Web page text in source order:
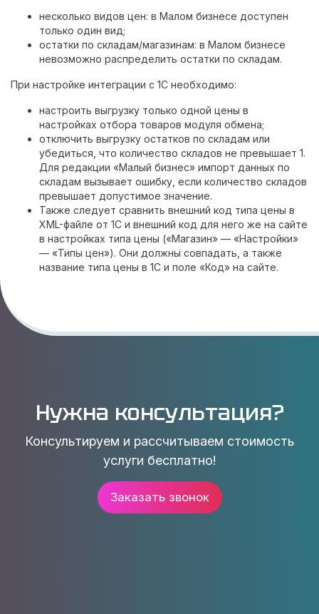
несколько видов цен: в Малом бизнесе доступен
только один вид;
остатки по складам/магазинам: в Малом бизнесе
невозможно распределить остатки по складам.
При настройке интеграции с 1С необходимо:
настроить выгрузку только одной цены в
настройках отбора товаров модуля обмена;
отключить выгрузку остатков по складам или
убедиться, что количество складов не превышает 1.
Для редакции «Малый бизнес» импорт данных по
складам вызывает ошибку, если количество складов
превышает допустимое значение.
Также следует сравнить внешний код типа цены в
XML-файле от 1С и внешний код для него же на сайте
в настройках типа цены («Магазин» — «Настройки»
— «Типы цен»). Они должны совпадать, а также
название типа цены в 1С и поле «Код» на сайте.
Нужна консультация?
Консультируем и рассчитываем стоимость
услуги бесплатно!
Заказать звонок